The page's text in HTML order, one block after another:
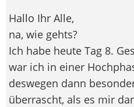
Hallo Ihr Alle,
na, wie gehts?
Ich habe heute Tag 8.
war ich in einer
deswegen dann
überrascht, als es mir